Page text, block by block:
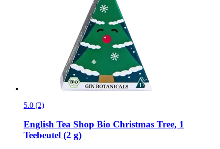
5.0 (2)
English Tea Shop Bio Christmas Tree, 1
Teebeutel (2 g)